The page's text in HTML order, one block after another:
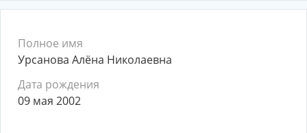
Полное имя
Урсанова Алёна Николаевна
Дата рождения
09 мая 2002